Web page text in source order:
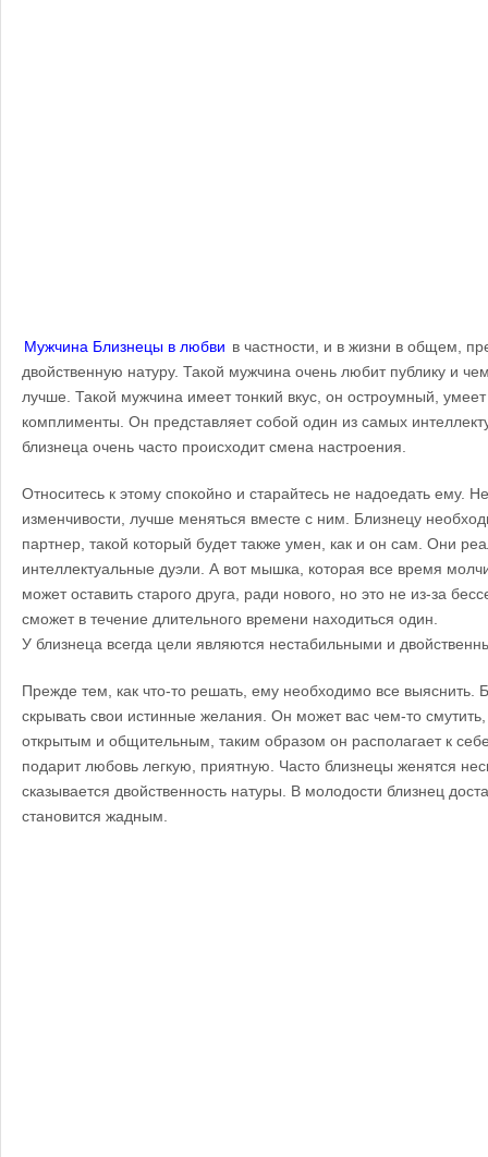
Мужчина Близнецы в любви в частности, и в жизни в общем,
двойственную натуру. Такой мужчина очень любит публику и
лучше. Такой мужчина имеет тонкий вкус, он остроумный,
комплименты. Он представляет собой один из самых
близнеца очень часто происходит смена настроения.
Относитесь к этому спокойно и старайтесь не надоедать ему.
изменчивости, лучше меняться вместе с ним. Близнецу
партнер, такой который будет также умен, как и он сам. Они
интеллектуальные дуэли. А вот мышка, которая все время
может оставить старого друга, ради нового, но это не из-за
сможет в течение длительного времени находиться один.
У близнеца всегда цели являются нестабильными и
Прежде тем, как что-то решать, ему необходимо все выяснить.
скрывать свои истинные желания. Он может вас чем-то
открытым и общительным, таким образом он располагает к
подарит любовь легкую, приятную. Часто близнецы женятся
сказывается двойственность натуры. В молодости близнец
становится жадным.